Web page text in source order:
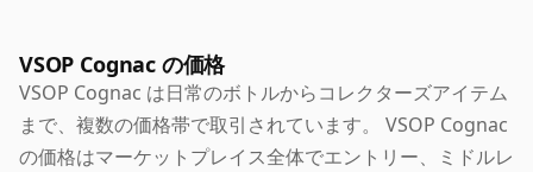
VSOP Cognac の価格
VSOP Cognac は日常のボトルからコレクターズアイテム
まで、複数の価格帯で取引されています。 VSOP Cognac
の価格はマーケットプレイス全体でエントリー、ミドルレ